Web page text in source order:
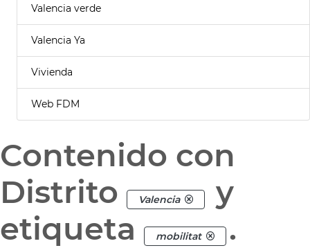
Valencia verde
Valencia Ya
Vivienda
Web FDM
Contenido con
Distrito
Valencia
y
etiqueta
mobilitat .